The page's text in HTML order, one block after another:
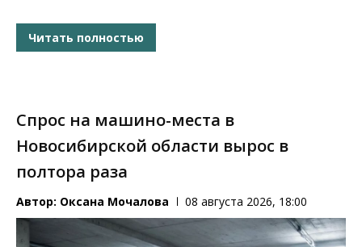
Читать полностью
Спрос на машино-места в
Новосибирской области вырос в
полтора раза
Автор: Оксана Мочалова 08 августа 2026, 18:00